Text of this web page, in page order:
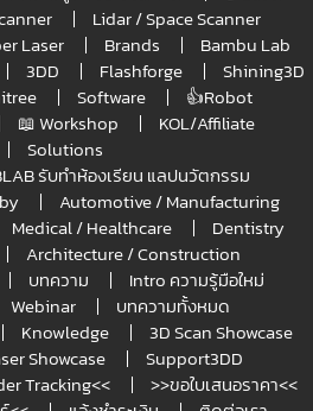
Lidar / Space Scanner
Laser
Brands
Bambu Lab
3DD Flashforge
Shining3D
Software
👍Robot
📖 Workshop
KOL/Affiliate
Solutions
รับทำห้องเรียน แลปนวัตกรรม
Automotive / Manufacturing
Medical / Healthcare
Dentistry
Architecture / Construction
บทความ
Intro ความรู้มือใหม่
Webinar
บทความทั้งหมด
Knowledge
3D Scan Showcase
Showcase
Support3DD
Tracking<<
>>ขอใบเสนอราคา<<